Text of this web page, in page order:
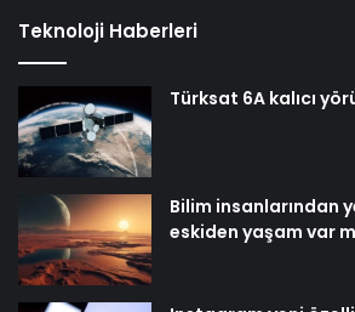
Teknoloji Haberleri
Türksat 6A kalıcı
Bilim insanlarından
eskiden yaşam var